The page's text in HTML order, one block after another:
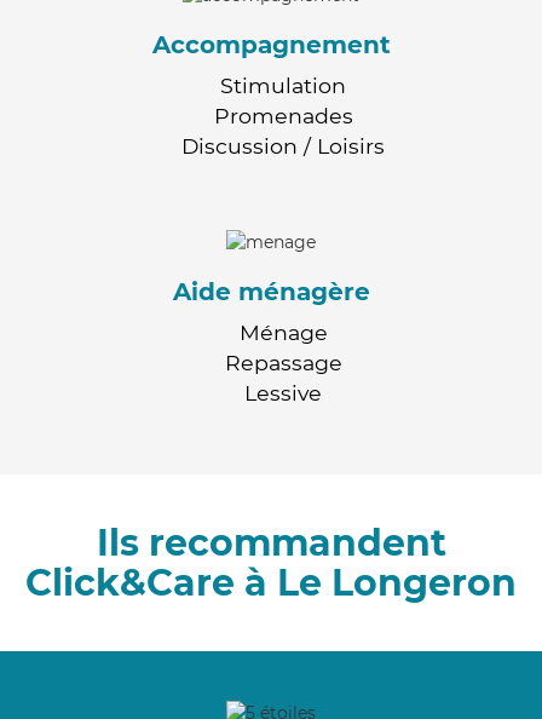
Accompagnement
Stimulation
Promenades
Discussion / Loisirs
Aide ménagère
Ménage
Repassage
Lessive
Ils recommandent
Click&Care à Le Longeron